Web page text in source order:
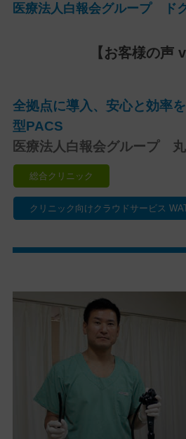
医療法人白報会グループ ド
【お客様の声
全拠点に導入、安心と効率
型PACS
医療法人白報会グループ
総合クリニック
クリニック向けクラウドサービス